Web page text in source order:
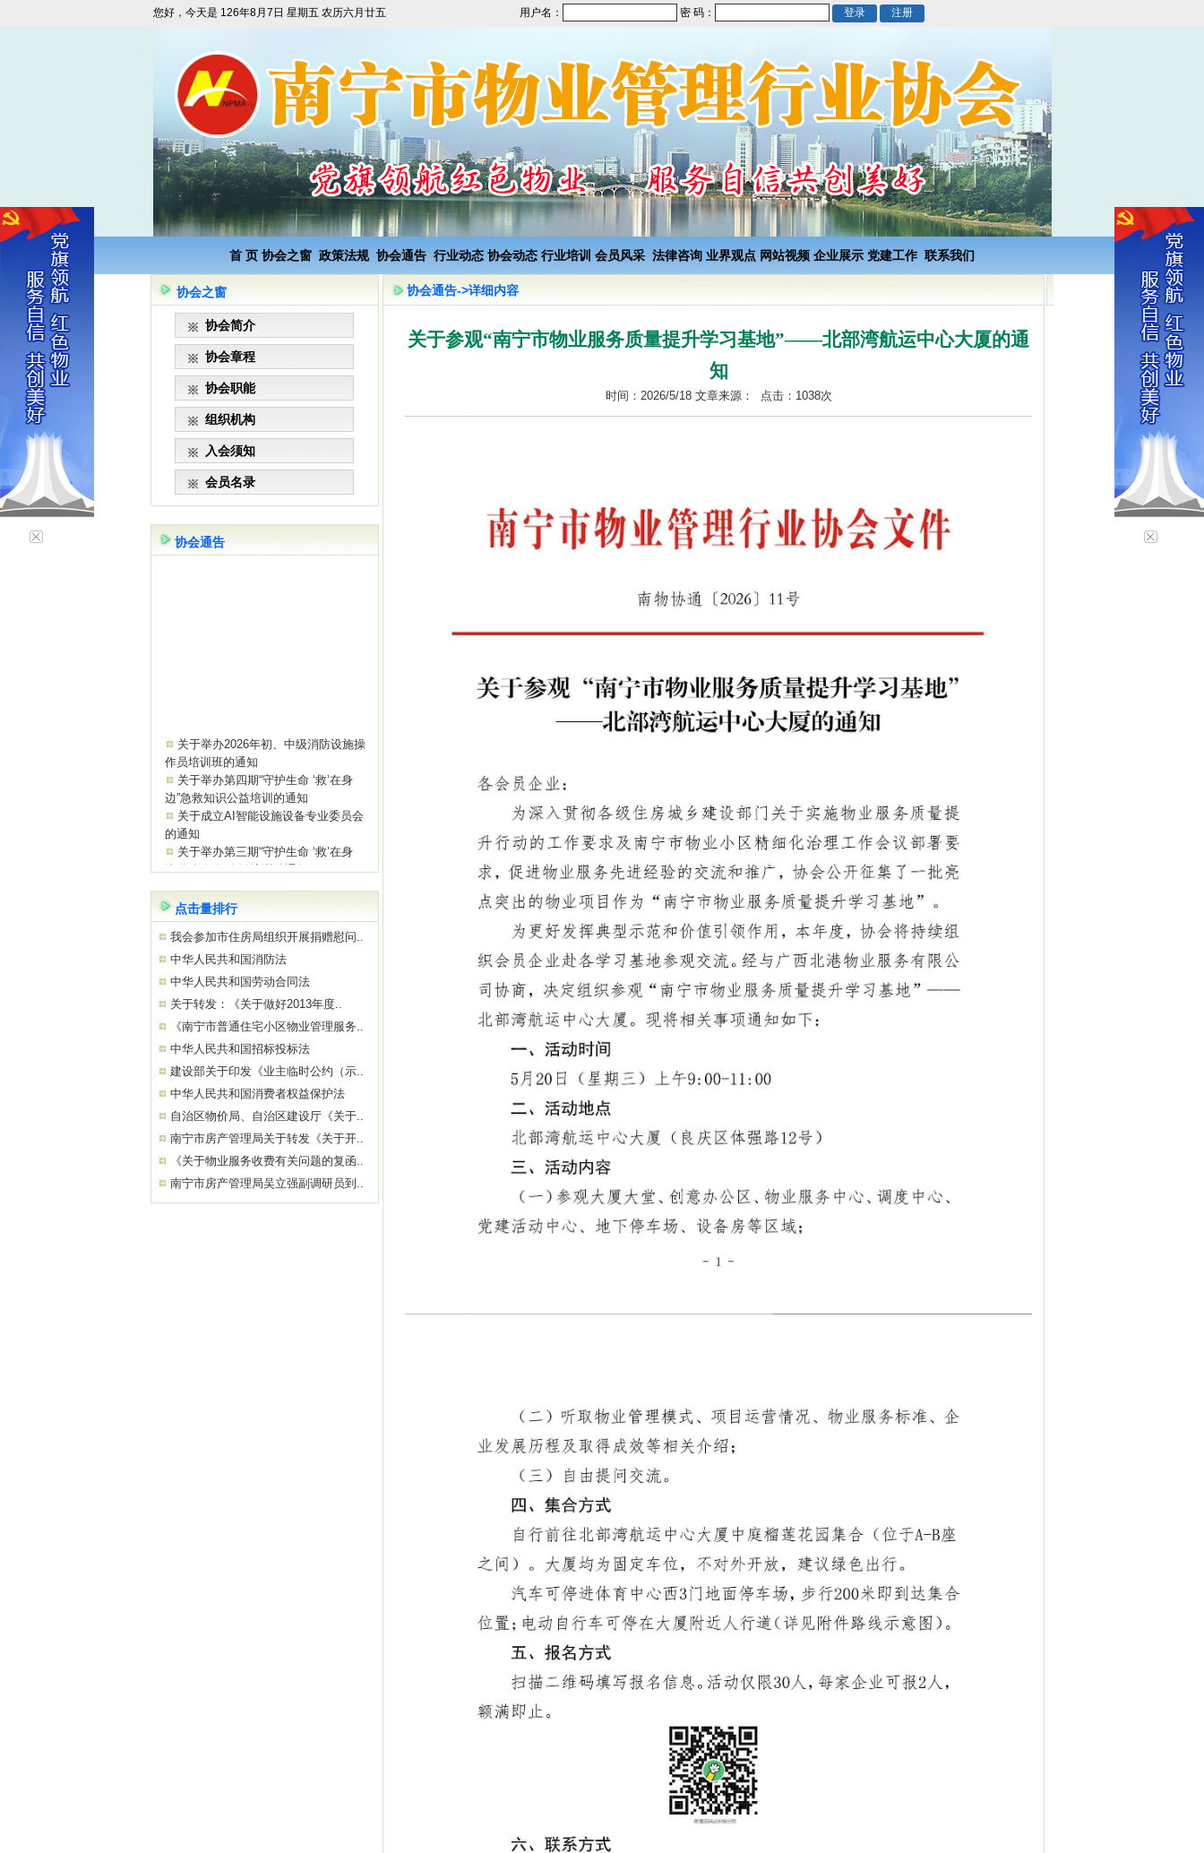
您好，今天是 126年8月7日 星期五 农历六月廿五 用户名： 密 码：
首 页 协会之窗 政策法规 协会通告 行业动态 协会动态 行业培训 会员风采 法律咨询 业界观点 网站视频 企业展示 党建工作 联系我们
协会之窗
协会简介
协会章程
协会职能
组织机构
入会须知
会员名录
协会通告
作员培训班的通知
关于举办第四期“守护生命 ‘救’在身
边”急救知识公益培训的通知
关于成立AI智能设施设备专业委员会
的通知
关于举办第三期“守护生命 ‘救’在身
边”急救知识公益培训的通知
关于参观“南宁市物业服务质量提升学
关于举办2026年初、中级消防设施操
作员
关于参观“南宁市物业服务质量提升学
习基地”——南宁中国太平金融大厦的通
知
关于举办“巧用心理学 让沟通更简单高
效”公益培训的通知
点击量排行
我会参加市住房局组织开展捐赠慰问..
中华人民共和国消防法
中华人民共和国劳动合同法
关于转发：《关于做好2013年度..
《南宁市普通住宅小区物业管理服务..
中华人民共和国招标投标法
建设部关于印发《业主临时公约（示..
中华人民共和国消费者权益保护法
自治区物价局、自治区建设厅《关于..
南宁市房产管理局关于转发《关于开..
《关于物业服务收费有关问题的复函..
南宁市房产管理局吴立强副调研员到..
协会通告->详细内容
关于参观“南宁市物业服务质量提升学习基地”——北部湾航运中心大厦的通
知
时间：2026/5/18 文章来源： 点击：1038次